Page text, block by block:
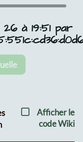
26 à 19:51 par
Afficher le
code Wiki